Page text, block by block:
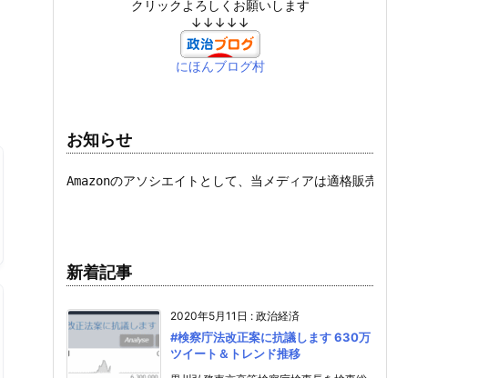
クリックよろしくお願いします
↓↓↓↓↓
にほんブログ村
お知らせ
Amazonのアソシエイトとして、当メディアは適格販売により収入を得てい
新着記事
2020年5月11日 : 政治経済
#検察庁法改正案に抗議します 630万
ツイート＆トレンド推移